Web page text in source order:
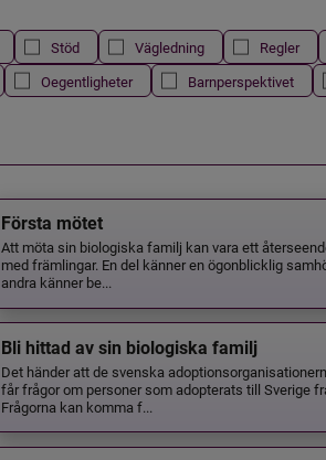
Stöd Vägledning Regler
Oegentligheter Barnperspektivet
Första mötet
Att möta sin biologiska familj kan vara ett
med främlingar. En del känner en ögonblicklig
andra känner be...
Bli hittad av sin biologiska familj
Det händer att de svenska
får frågor om personer som adopterats till Sverige
Frågorna kan komma f...